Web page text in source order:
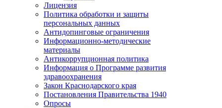
Лицензия
Политика обработки и защиты
персональных данных
Антидопинговые ограничения
Информационно-методические
материалы
Антикоррупционная политика
Информация о Программе развития
здравоохранения
Закон Краснодарского края
Постановления Правительства 1940
Опросы